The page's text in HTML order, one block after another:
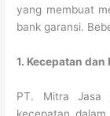
yang membuat
bank garansi.
1. Kecepatan dan
PT. Mitra Jasa
kecepatan